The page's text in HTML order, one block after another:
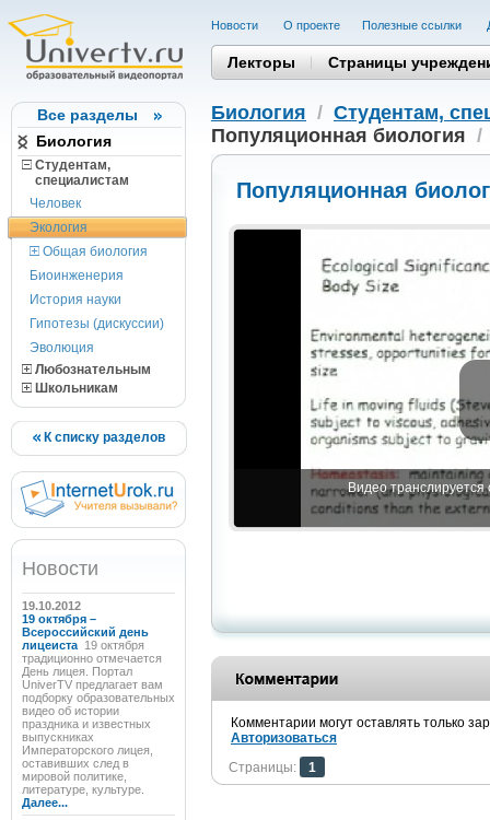
Все разделы
Биология
Студентам,
cпециалистам
Человек
Экология
Общая биология
Биоинженерия
История науки
Гипотезы (дискуссии)
Эволюция
Любознательным
Школьникам
К списку разделов
Новости
19.10.2012
19 октября –
Всероссийский день
лицеиста 19 октября
традиционно отмечается
День лицея. Портал
UniverTV предлагает вам
подборку образовательных
видео об истории
праздника и известных
выпускниках
Императорского лицея,
оставивших след в
мировой политике,
литературе, культуре.
Далее...
Новости О проекте Полезные cсылки
Лекторы Страницы
Биология / Студентам,
Популяционная биология /
Популяционная
Видео транслируется
Комментарии могут оставлять только
Авторизоваться
Страницы:
1